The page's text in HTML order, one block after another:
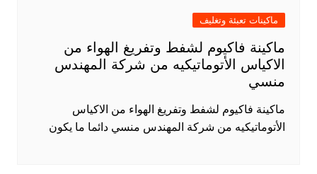
ماكينات تعبئة وتغليف
ماكينة فاكيوم لشفط وتفريغ الهواء من
الاكياس الأتوماتيكيه من شركة المهندس
منسي
ماكينة فاكيوم لشفط وتفريغ الهواء من الاكياس
الأتوماتيكيه من شركة المهندس منسي دائما ما يكون